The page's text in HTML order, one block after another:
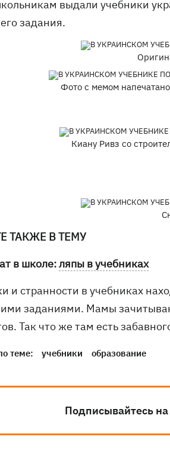
выдали учебники
задания.
Фото с мемом
Киану Ривз со
ТАКЖЕ В ТЕМУ
в школе:ляпы в учебниках
и странности в учебниках
заданиями. Мамы
Так что же там есть
теме: учебники образование
Подписывайтесь на